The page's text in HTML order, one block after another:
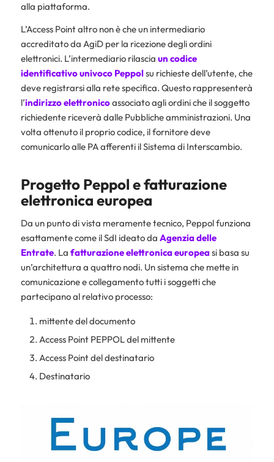
alla piattaforma.
L’Access Point altro non è che un intermediario
accreditato da AgiD per la ricezione degli ordini
elettronici. L’intermediario rilascia un codice
identificativo univoco Peppolsu richieste dell’utente, che
deve registrarsi alla rete specifica. Questo rappresenterà
l’indirizzo elettronicoassociato agli ordini che il soggetto
richiedente riceverà dalle Pubbliche amministrazioni. Una
volta ottenuto il proprio codice, il fornitore deve
comunicarlo alle PA afferenti il Sistema di Interscambio.
Progetto Peppol e fatturazione
elettronica europea
Da un punto di vista meramente tecnico, Peppol funziona
esattamente come il SdI ideato da Agenzia delle
Entrate. La fatturazione elettronicaeuropeasi basa su
un’architettura a quattro nodi. Un sistema che mette in
comunicazione e collegamento tutti i soggetti che
partecipano al relativo processo:
mittente del documento
Access Point PEPPOL del mittente
Access Point del destinatario
Destinatario